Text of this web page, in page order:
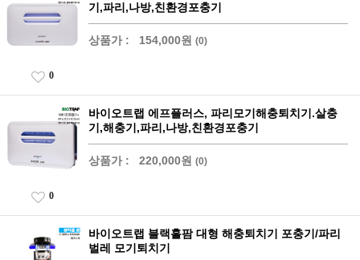
기,파리,나방,친환경포충기
상품가 : 154,000원 (0)
0
바이오트랩 에프플러스, 파리모기해충퇴치기.살충
기,해충기,파리,나방,친환경포충기
상품가 : 220,000원 (0)
0
바이오트랩 블랙홀팜 대형 해충퇴치기 포충기/파리
벌레 모기퇴치기